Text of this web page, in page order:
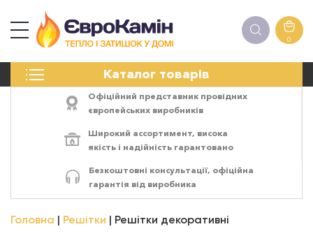
0
Каталог товарів
ПЕЧІ
ЕЛЕКТРОКАМІНИ
АКСЕСУАРИ
Офіційний представник провідних
європейських виробників
Широкий ассортимент, висока
якість і надійність гарантовано
Безкоштовні консультації, офіційна
гарантія від виробника
Головна Решітки Решітки декоративні